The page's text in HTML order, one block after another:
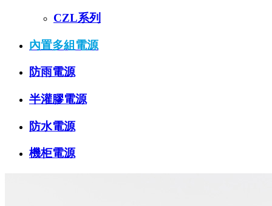
CZL系列
內置多組電源
防雨電源
半灌膠電源
防水電源
機柜電源